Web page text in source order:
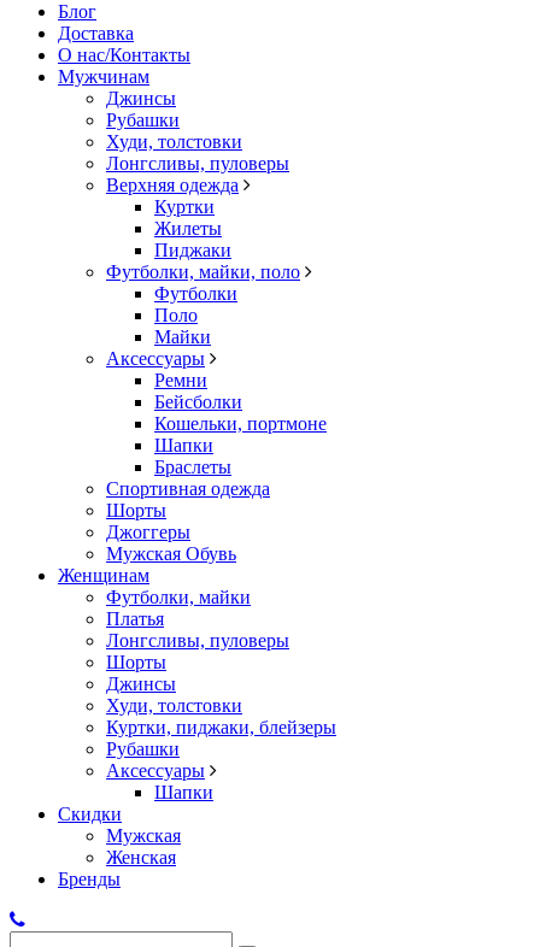
Блог
Доставка
О нас/Контакты
Мужчинам
Джинсы
Рубашки
Худи, толстовки
Лонгсливы, пуловеры
Верхняя одежда
Куртки
Жилеты
Пиджаки
Футболки, майки, поло
Футболки
Поло
Майки
Аксессуары
Ремни
Бейсболки
Кошельки, портмоне
Шапки
Браслеты
Спортивная одежда
Шорты
Джоггеры
Мужская Обувь
Женщинам
Футболки, майки
Платья
Лонгсливы, пуловеры
Шорты
Джинсы
Худи, толстовки
Куртки, пиджаки, блейзеры
Рубашки
Аксессуары
Шапки
Скидки
Мужская
Женская
Бренды